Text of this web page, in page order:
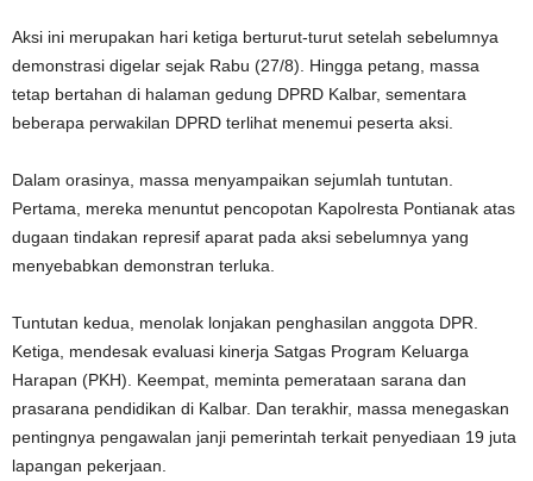
Aksi ini merupakan hari ketiga berturut-turut setelah sebelumnya
demonstrasi digelar sejak Rabu (27/8). Hingga petang, massa
tetap bertahan di halaman gedung DPRD Kalbar, sementara
beberapa perwakilan DPRD terlihat menemui peserta aksi.
Dalam orasinya, massa menyampaikan sejumlah tuntutan.
Pertama, mereka menuntut pencopotan Kapolresta Pontianak atas
dugaan tindakan represif aparat pada aksi sebelumnya yang
menyebabkan demonstran terluka.
Tuntutan kedua, menolak lonjakan penghasilan anggota DPR.
Ketiga, mendesak evaluasi kinerja Satgas Program Keluarga
Harapan (PKH). Keempat, meminta pemerataan sarana dan
prasarana pendidikan di Kalbar. Dan terakhir, massa menegaskan
pentingnya pengawalan janji pemerintah terkait penyediaan 19 juta
lapangan pekerjaan.